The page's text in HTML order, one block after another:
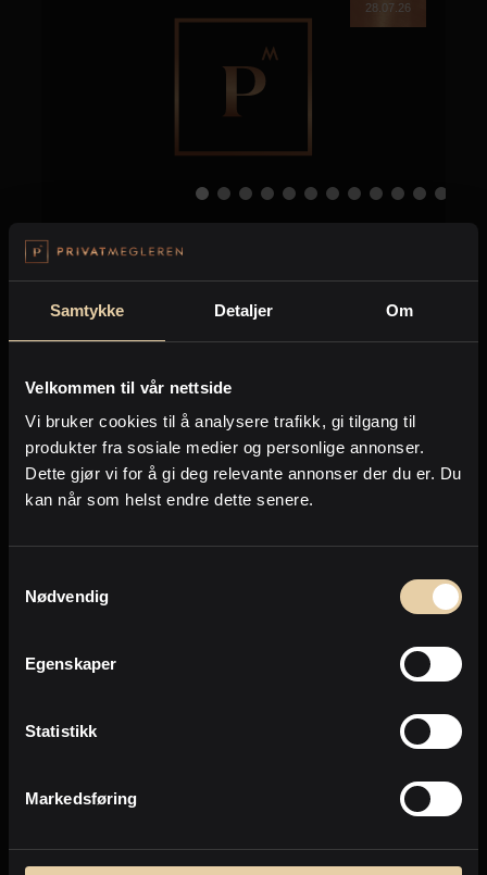
Samtykke Detaljer Om
Velkommen til vår nettside
Vi bruker cookies til å analysere trafikk, gi tilgang til
produkter fra sosiale medier og personlige annonser.
Dette gjør vi for å gi deg relevante annonser der du er. Du
kan når som helst endre dette senere.
Nødvendig
Egenskaper
Statistikk
Markedsføring
28.07.26
Helsfyr - Sinsen
Oslo
Vallefaret 22
Leilighet -51m
,-
Forrige Neste